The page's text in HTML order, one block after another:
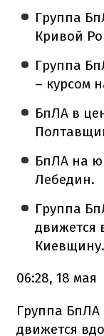
Группа
Кривой
Группа
– курсом
БпЛА в
БпЛА на
Лебедин.
Группа
движется
Киевщину.
06:28, 18 мая
Группа
движется